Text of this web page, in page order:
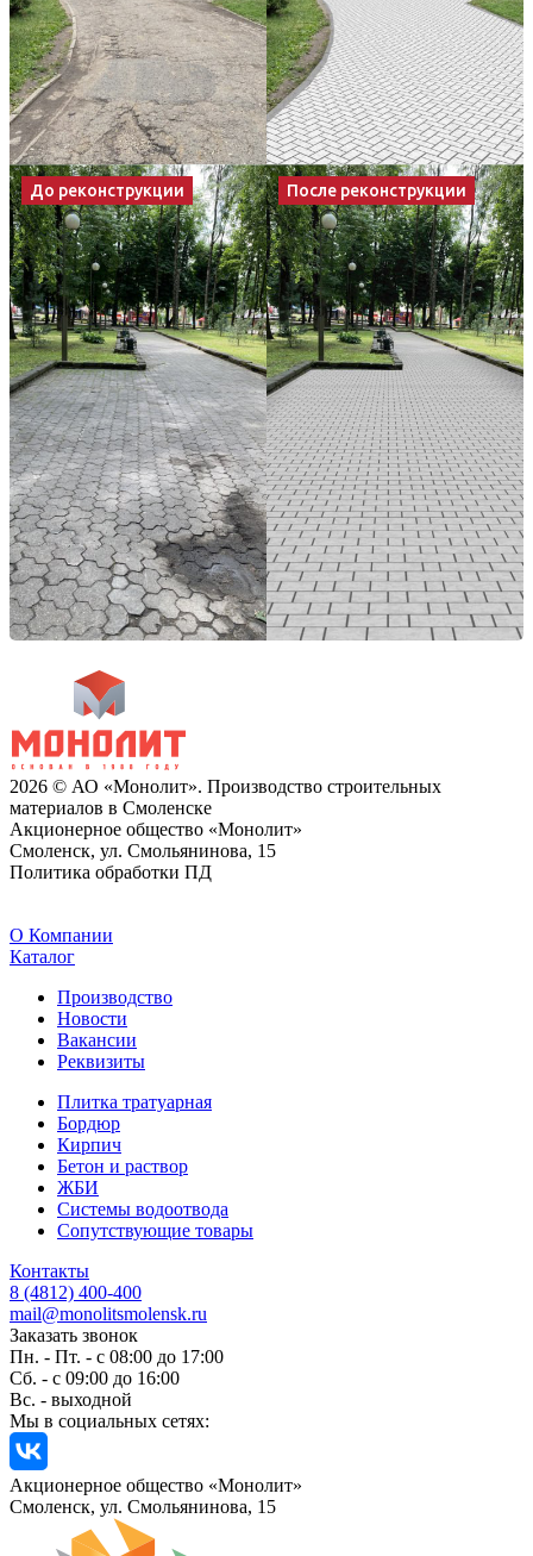
До реконструкции После реконструкции
2026 © АО «Монолит». Производство строительных
материалов в Смоленске
Акционерное общество «Монолит»
Смоленск, ул. Смольянинова, 15
Политика обработки ПД
O Компании
Каталог
Производство
Новости
Вакансии
Реквизиты
Плитка тратуарная
Бордюр
Кирпич
Бетон и раствор
ЖБИ
Системы водоотвода
Сопутствующие товары
Контакты
8 (4812) 400-400
mail@monolitsmolensk.ru
Заказать звонок
Пн. - Пт. - с 08:00 до 17:00
Сб. - с 09:00 до 16:00
Вс. - выходной
Мы в социальных сетях:
Акционерное общество «Монолит»
Смоленск, ул. Смольянинова, 15